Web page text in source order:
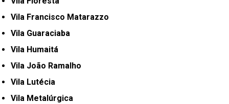
Vila Francisco Matarazzo
Vila Guaraciaba
Vila Humaitá
Vila João Ramalho
Vila Lutécia
Vila Metalúrgica